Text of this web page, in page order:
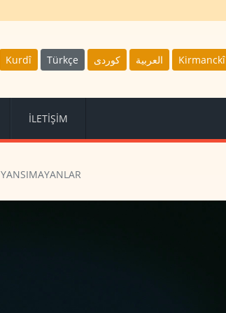
Kurdî Türkçe كوردى العربية Kirmanckî
İLETİŞİM
YANSIMAYANLAR